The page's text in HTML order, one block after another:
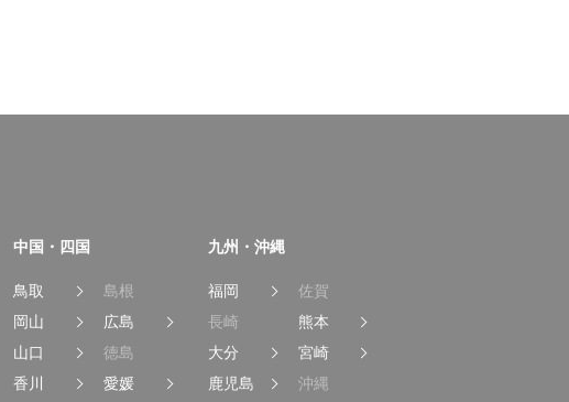
中国・四国
鳥取
島根
岡山
広島
山口
徳島
香川
愛媛
九州・沖縄
福岡
佐賀
長崎
熊本
大分
宮崎
鹿児島
沖縄